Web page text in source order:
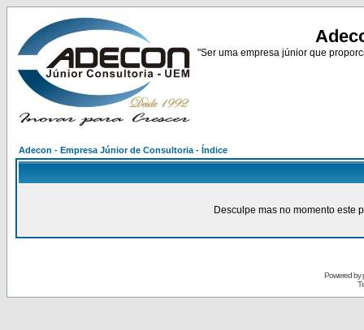
"Ser uma empresa júnior que
Adecon - Empresa Júnior de Consultoria - Índice
Desculpe mas no momento este
Powered by